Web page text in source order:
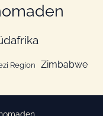
Region Zimbabwe